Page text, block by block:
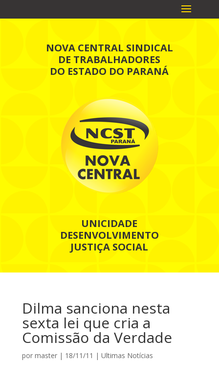
NOVA CENTRAL SINDICAL
DE TRABALHADORES
DO ESTADO DO PARANÁ
UNICIDADE
DESENVOLVIMENTO
JUSTIÇA SOCIAL
Dilma sanciona nesta
sexta lei que cria a
Comissão da Verdade
por master| 18/11/11 | Ultimas Notícias